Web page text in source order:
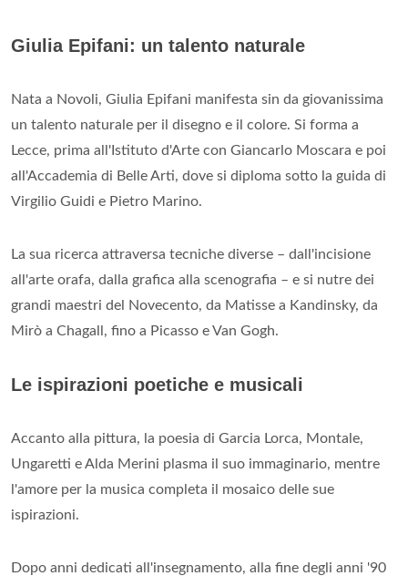
Giulia Epifani: un talento naturale
Nata a Novoli, Giulia Epifani manifesta sin da giovanissima
un talento naturale per il disegno e il colore. Si forma a
Lecce, prima all'Istituto d'Arte con Giancarlo Moscara e poi
all'Accademia di Belle Arti, dove si diploma sotto la guida di
Virgilio Guidi e Pietro Marino.
La sua ricerca attraversa tecniche diverse – dall'incisione
all'arte orafa, dalla grafica alla scenografia – e si nutre dei
grandi maestri del Novecento, da Matisse a Kandinsky, da
Mirò a Chagall, fino a Picasso e Van Gogh.
Le ispirazioni poetiche e musicali
Accanto alla pittura, la poesia di Garcia Lorca, Montale,
Ungaretti e Alda Merini plasma il suo immaginario, mentre
l'amore per la musica completa il mosaico delle sue
ispirazioni.
Dopo anni dedicati all'insegnamento, alla fine degli anni '90